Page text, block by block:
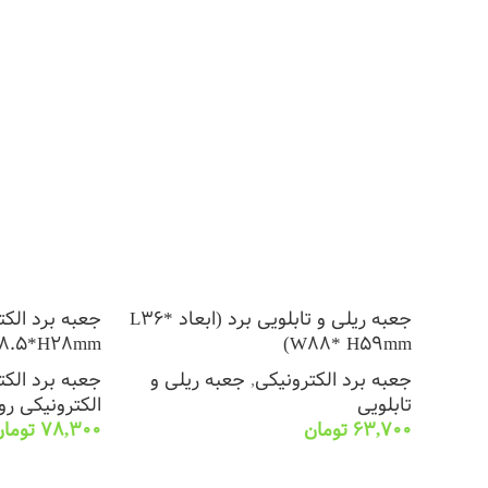
جعبه ریلی و تابلویی برد (ابعاد L36*
W88* H59mm)
جعبه برد الکترونیکی, جعبه ریلی و
تابلویی
63,700 تومان
جعبه برد
جعبه برد
الکترونیکی
78,300